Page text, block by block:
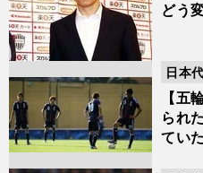
どう
【五
られ
てい
日本